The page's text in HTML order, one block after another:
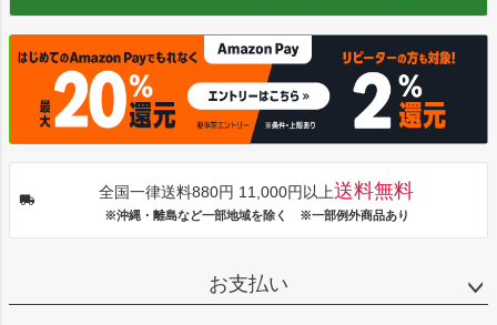
全国一律送料880円 11,000円以上送料無料
※沖縄・離島など一部地域を除く ※一部例外商品あり
お支払い